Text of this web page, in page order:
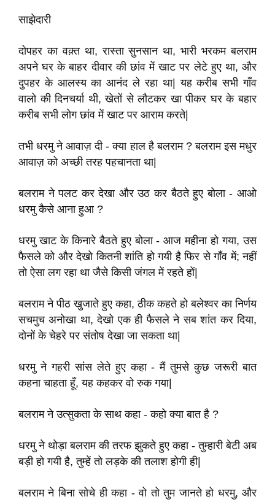
साझेदारी
दोपहर का वक़्त था,रास्ता सुनसान था,भारी भरकम बलराम
अपने घर के बाहर दीवार की छांव में खाट पर लेटे हुए था,और
दुपहर के आलस्य का आनंद ले रहा था| यह करीब सभी गाँव
वालो की दिनचर्या थी,खेतों से लौटकर खा पीकर घर के बहार
करीब सभी लोग छांव में खाट पर आराम करते|
तभी धरमु ने आवाज़ दी - क्या हाल है बलराम ?बलराम इस मधुर
आवाज़ को अच्छी तरह पहचानता था|
बलराम ने पलट कर देखा और उठ कर बैठते हुए बोला - आओ
धरमु कैसे आना हुआ ?
धरमु खाट के किनारे बैठते हुए बोला - आज महीना हो गया,उस
फैसले को और देखो कितनी शांति हो गयी है फिर से गाँव में;नहीं
तो ऐसा लग रहा था जैसे किसी जंगल में रहते हों|
बलराम ने पीठ खुजाते हुए कहा,ठीक कहते हो बलेश्वर का निर्णय
सचमुच अनोखा था,देखो एक ही फैसले ने सब शांत कर दिया,
दोनों के चेहरे पर संतोष देखा जा सकता था|
धरमु ने गहरी सांस लेते हुए कहा - मैं तुमसे कुछ जरूरी बात
कहना चाहता हूँ,यह कहकर वो रुक गया|
बलराम ने उत्सुकता के साथ कहा -कहो क्या बात है ?
धरमु ने थोड़ा बलराम की तरफ झुकते हुए कहा - तुम्हारी बेटी अब
बड़ी हो गयी है,तुम्हें तो लड़के की तलाश होगी ही|
बलराम ने बिना सोचे ही कहा - वो तो तुम जानते हो धरमु,और